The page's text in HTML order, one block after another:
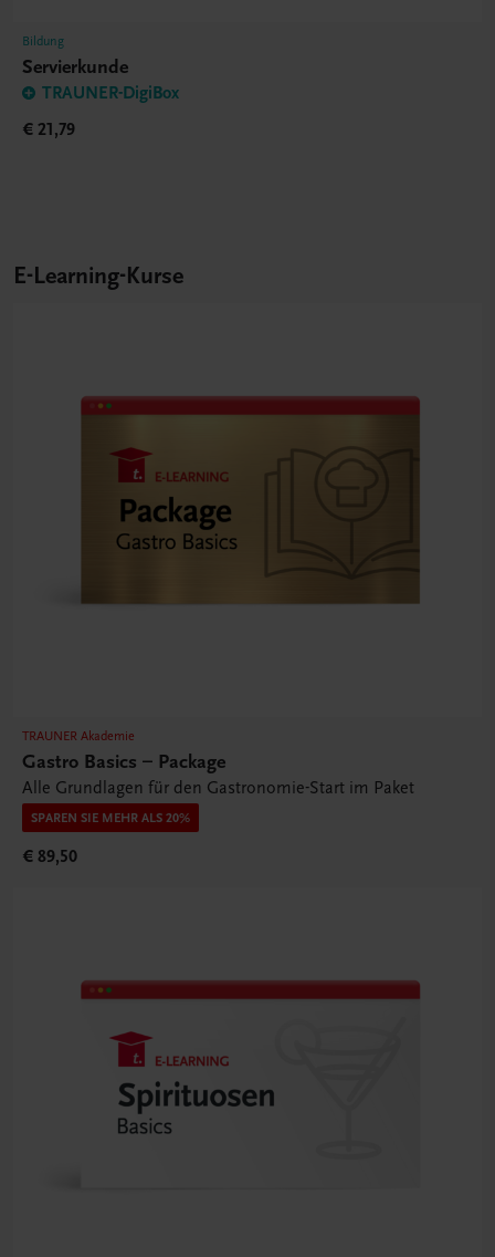
Bildung
Servierkunde
TRAUNER-DigiBox
€ 21,79
E-Learning-Kurse
TRAUNER Akademie
Gastro Basics – Package
Alle Grundlagen für den Gastronomie-Start im Paket
SPAREN SIE MEHR ALS 20%
€ 89,50